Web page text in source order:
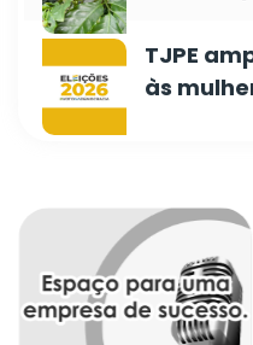
TJPE
às